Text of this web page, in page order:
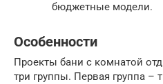
бюджетные модели.
Особенности
Проекты бани с комнатой
три группы. Первая группа –